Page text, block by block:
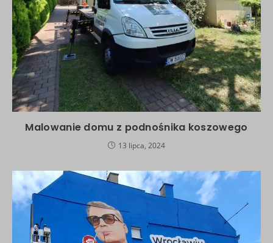
Malowanie domu z podnośnika koszowego
13 lipca, 2024